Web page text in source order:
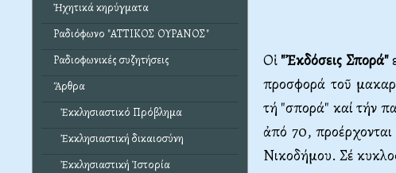
Ἠχητικά κηρύγματα
Ραδιόφωνο "ΑΤΤΙΚΟΣ ΟΥΡΑΝΟΣ"
Ραδιοφωνικές συζητήσεις
Ἄρθρα
Ἐκκλησιαστικό Πρόβλημα
Ἐκκλησιαστική δικαιοσύνη
Ἐκκλησιαστική Ἱστορία
Οἱ "Ἐκδόσεις Σπορά"
προσφορά τοῦ
τή "σπορά" καί τήν
ἀπό 70,
Νικοδήμου. Σέ